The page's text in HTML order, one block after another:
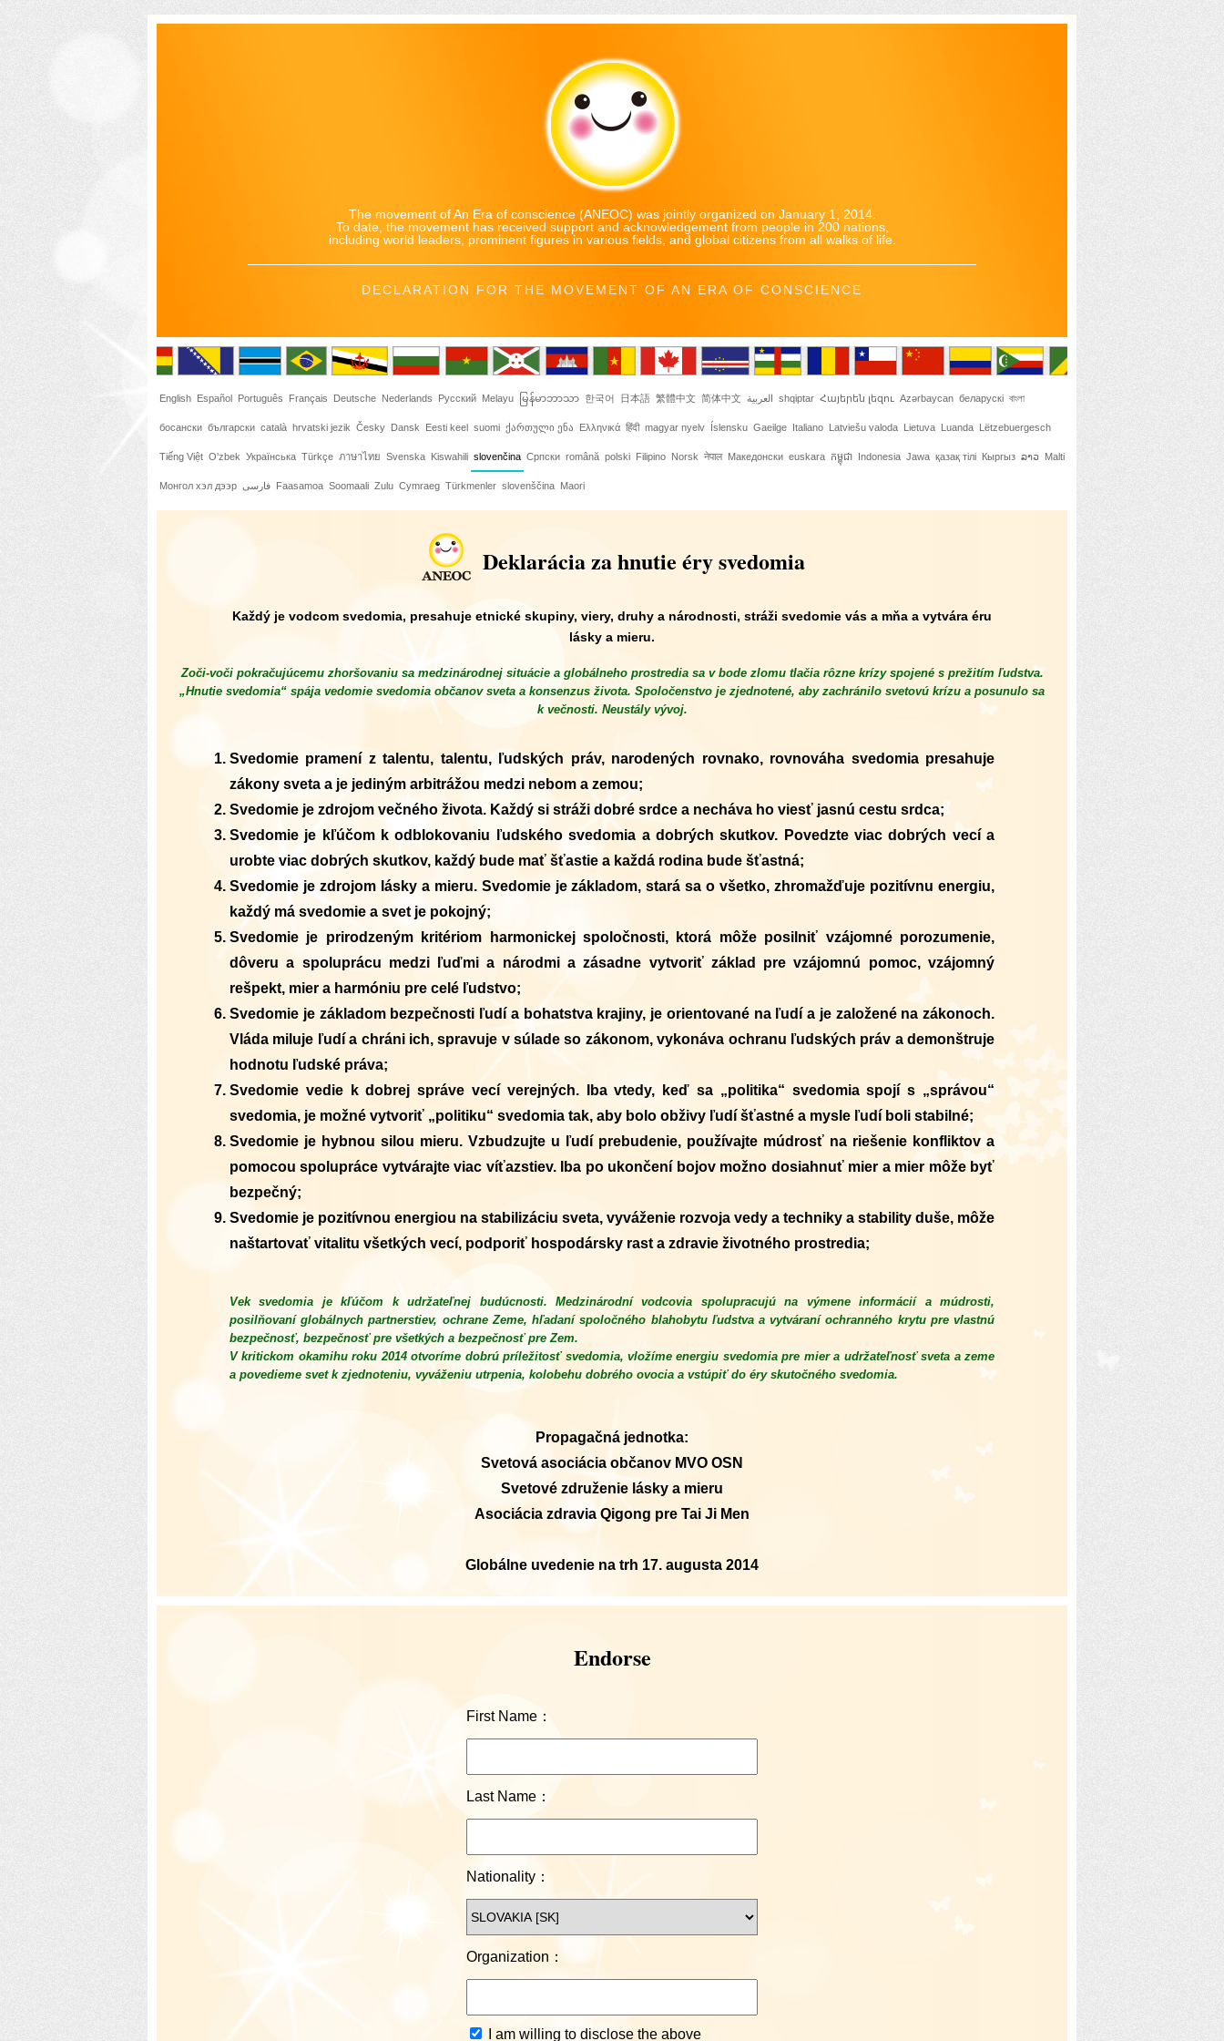
The movement of An Era of conscience (ANEOC) was jointly organized on January 1, 2014.
To date, the movement has received support and acknowledgement from people in 200 nations,
including world leaders, prominent figures in various fields, and global citizens from all walks of life.
DECLARATION FOR THE MOVEMENT OF AN ERA OF CONSCIENCE
English Español Português Français Deutsche Nederlands Русский Melayu မြန်မာဘာသာ 한국어 日本語 繁體中文 简体中文 العربية shqiptar Հայերեն լեզու Azərbaycan беларускі বাংলা
босански български català hrvatski jezik Česky Dansk Eesti keel suomi ქართული ენა Ελληνικά हिंदी magyar nyelv Íslensku Gaeilge Italiano Latviešu valoda Lietuva Luanda Lëtzebuergesch
Tiếng Việt O'zbek Українська Türkçe ภาษาไทย Svenska Kiswahili slovenčina Српски română polski Filipino Norsk नेपाल Македонски euskara កម្ពុជា Indonesia Jawa қазақ тілі Кыргыз ລາວ Malti
Монгол хэл дээр فارسی Faasamoa Soomaali Zulu Cymraeg Türkmenler slovenščina Maori
Deklarácia za hnutie éry svedomia
Každý je vodcom svedomia, presahuje etnické skupiny, viery, druhy a národnosti, stráži svedomie vás a mňa a vytvára éru
lásky a mieru.
Zoči-voči pokračujúcemu zhoršovaniu sa medzinárodnej situácie a globálneho prostredia sa v bode zlomu tlačia rôzne krízy spojené s prežitím ľudstva.
„Hnutie svedomia“ spája vedomie svedomia občanov sveta a konsenzus života. Spoločenstvo je zjednotené, aby zachránilo svetovú krízu a posunulo sa
k večnosti. Neustály vývoj.
Svedomie pramení z talentu, talentu, ľudských práv, narodených rovnako, rovnováha svedomia presahuje
zákony sveta a je jediným arbitrážou medzi nebom a zemou;
Svedomie je zdrojom večného života. Každý si stráži dobré srdce a necháva ho viesť jasnú cestu srdca;
Svedomie je kľúčom k odblokovaniu ľudského svedomia a dobrých skutkov. Povedzte viac dobrých vecí a
urobte viac dobrých skutkov, každý bude mať šťastie a každá rodina bude šťastná;
Svedomie je zdrojom lásky a mieru. Svedomie je základom, stará sa o všetko, zhromažďuje pozitívnu energiu,
každý má svedomie a svet je pokojný;
Svedomie je prirodzeným kritériom harmonickej spoločnosti, ktorá môže posilniť vzájomné porozumenie,
dôveru a spoluprácu medzi ľuďmi a národmi a zásadne vytvoriť základ pre vzájomnú pomoc, vzájomný
rešpekt, mier a harmóniu pre celé ľudstvo;
Svedomie je základom bezpečnosti ľudí a bohatstva krajiny, je orientované na ľudí a je založené na zákonoch.
Vláda miluje ľudí a chráni ich, spravuje v súlade so zákonom, vykonáva ochranu ľudských práv a demonštruje
hodnotu ľudské práva;
Svedomie vedie k dobrej správe vecí verejných. Iba vtedy, keď sa „politika“ svedomia spojí s „správou“
svedomia, je možné vytvoriť „politiku“ svedomia tak, aby bolo obživy ľudí šťastné a mysle ľudí boli stabilné;
Svedomie je hybnou silou mieru. Vzbudzujte u ľudí prebudenie, používajte múdrosť na riešenie konfliktov a
pomocou spolupráce vytvárajte viac víťazstiev. Iba po ukončení bojov možno dosiahnuť mier a mier môže byť
bezpečný;
Svedomie je pozitívnou energiou na stabilizáciu sveta, vyváženie rozvoja vedy a techniky a stability duše, môže
naštartovať vitalitu všetkých vecí, podporiť hospodársky rast a zdravie životného prostredia;
Vek svedomia je kľúčom k udržateľnej budúcnosti. Medzinárodní vodcovia spolupracujú na výmene informácií a múdrosti,
posilňovaní globálnych partnerstiev, ochrane Zeme, hľadaní spoločného blahobytu ľudstva a vytváraní ochranného krytu pre vlastnú
bezpečnosť, bezpečnosť pre všetkých a bezpečnosť pre Zem.
V kritickom okamihu roku 2014 otvoríme dobrú príležitosť svedomia, vložíme energiu svedomia pre mier a udržateľnosť sveta a zeme
a povedieme svet k zjednoteniu, vyváženiu utrpenia, kolobehu dobrého ovocia a vstúpiť do éry skutočného svedomia.
Propagačná jednotka:
Svetová asociácia občanov MVO OSN
Svetové združenie lásky a mieru
Asociácia zdravia Qigong pre Tai Ji Men
Globálne uvedenie na trh 17. augusta 2014
Endorse
First Name：
Last Name：
Nationality：
Organization：
I am willing to disclose the above